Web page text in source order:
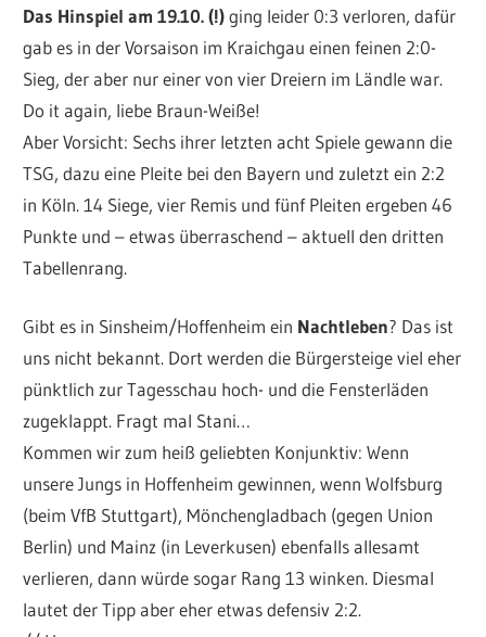
Das Hinspiel am 19.10. (!)ging leider 0:3 verloren, dafür
gab es in der Vorsaison im Kraichgau einen feinen 2:0-
Sieg, der aber nur einer von vier Dreiern im Ländle war.
Do it again, liebe Braun-Weiße!
Aber Vorsicht: Sechs ihrer letzten acht Spiele gewann die
TSG, dazu eine Pleite bei den Bayern und zuletzt ein 2:2
in Köln. 14 Siege, vier Remis und fünf Pleiten ergeben 46
Punkte und – etwas überraschend – aktuell den dritten
Tabellenrang.
Gibt es in Sinsheim/Hoffenheim ein Nachtleben? Das ist
uns nicht bekannt. Dort werden die Bürgersteige viel eher
pünktlich zur Tagesschau hoch- und die Fensterläden
zugeklappt. Fragt mal Stani…
Kommen wir zum heiß geliebten Konjunktiv: Wenn
unsere Jungs in Hoffenheim gewinnen, wenn Wolfsburg
(beim VfB Stuttgart), Mönchengladbach (gegen Union
Berlin) und Mainz (in Leverkusen) ebenfalls allesamt
verlieren, dann würde sogar Rang 13 winken. Diesmal
lautet der Tipp aber eher etwas defensiv 2:2.